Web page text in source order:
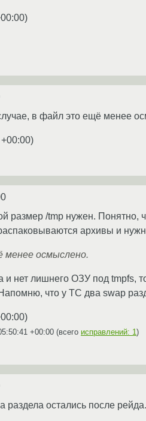
)
в файл это ещё менее
)
размер /tmp нужен. Понятно,
архивы и
менее осмыслено.
и нет лишнего ОЗУ под tmpfs,
что у ТС два swap
)
+00:00 (всего исправлений: 1 )
раздела остались после